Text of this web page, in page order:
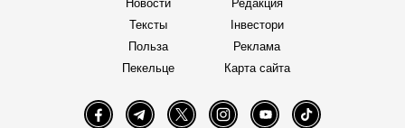
Новости
Тексты
Польза
Пекельце
Редакция
Інвестори
Реклама
Карта сайта
FacebookTelegramTwitter InstagramYouTube TikTok